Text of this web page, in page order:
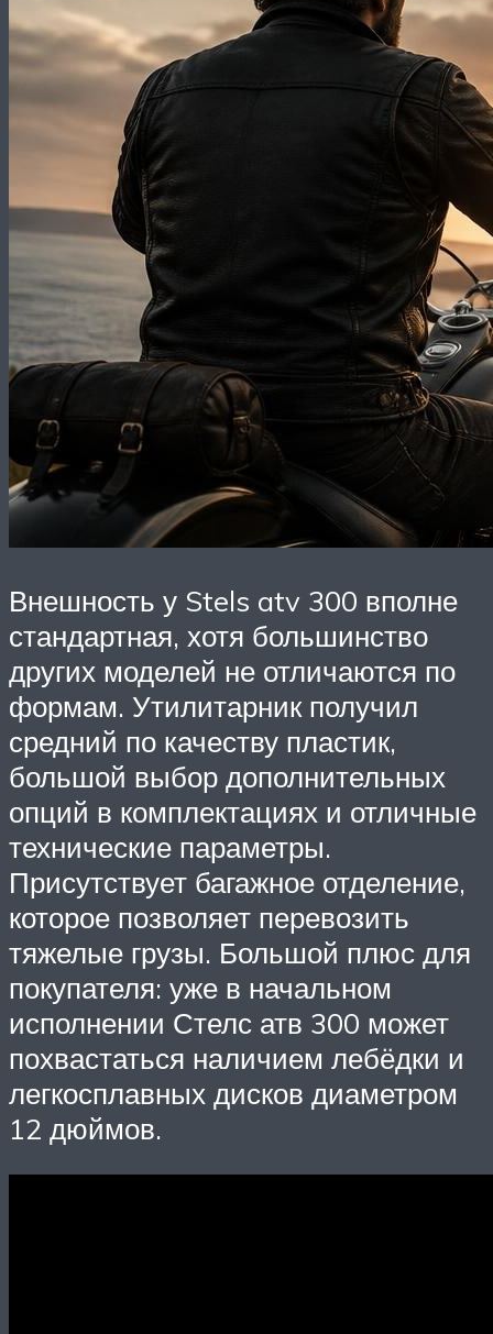
Внешность у Stels atv 300 вполне
стандартная, хотя большинство
других моделей не отличаются по
формам. Утилитарник получил
средний по качеству пластик,
большой выбор дополнительных
опций в комплектациях и отличные
технические параметры.
Присутствует багажное отделение,
которое позволяет перевозить
тяжелые грузы. Большой плюс для
покупателя: уже в начальном
исполнении Стелс атв 300 может
похвастаться наличием лебёдки и
легкосплавных дисков диаметром
12 дюймов.